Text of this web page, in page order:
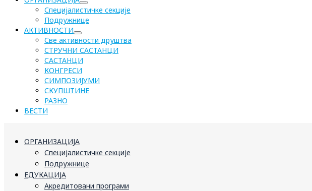
Специјалистичке секције
Подружнице
АКТИВНОСТИ
Све активности друштва
СТРУЧНИ САСТАНЦИ
САСТАНЦИ
КОНГРЕСИ
СИМПОЗИЈУМИ
СКУПШТИНЕ
РАЗНО
ВЕСТИ
ОРГАНИЗАЦИЈА
Специјалистичке секције
Подружнице
ЕДУКАЦИЈА
Акредитовани програми